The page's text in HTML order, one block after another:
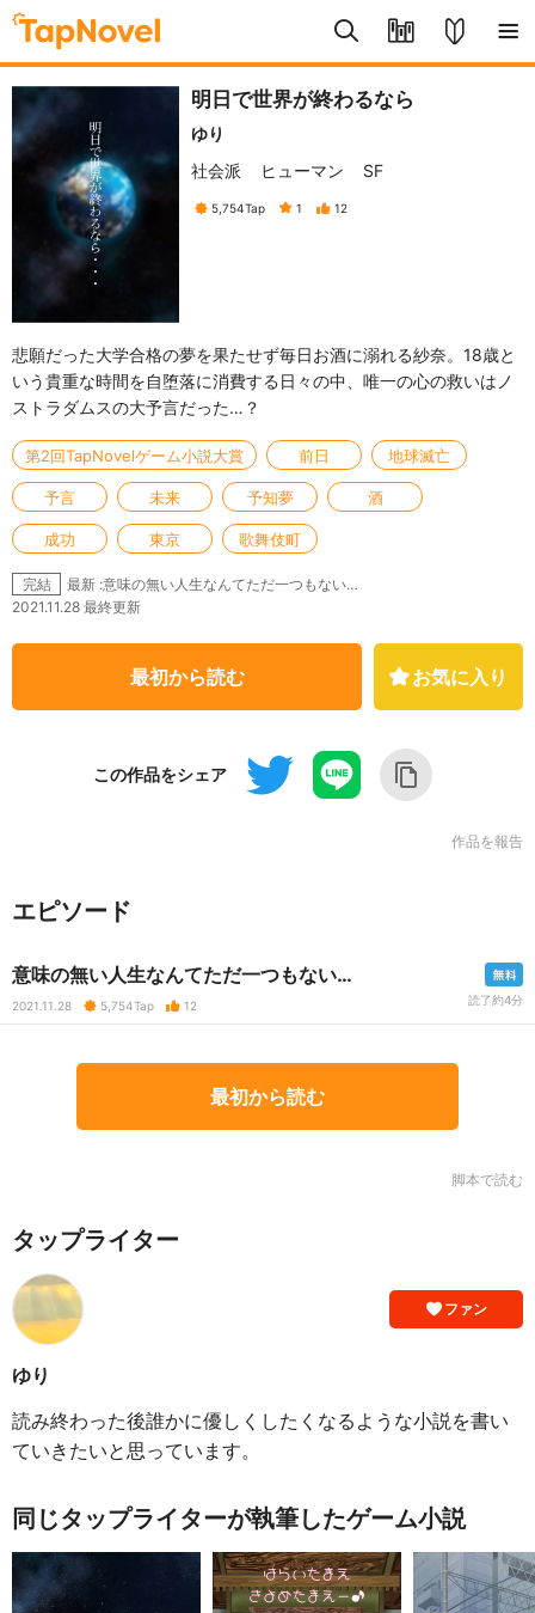
明日で世界が終わるなら
ゆり
社会派
ヒューマン SF
5,754Tap 1 12
悲願だった大学合格の夢を果たせず毎日お酒に溺れる紗奈。18歳と
いう貴重な時間を自堕落に消費する日々の中、唯一の心の救いはノ
ストラダムスの大予言だった…？
第2回TapNovelゲーム小説大賞 前日 地球滅亡
予言 未来 予知夢 酒
成功 東京 歌舞伎町
完結
最新 :意味の無い人生なんてただ一つもない…
2021.11.28 最終更新
最初から読む お気に入り
この作品をシェア
作品を報告
エピソード
意味の無い人生なんてただ一つもない…
2021.11.28 5,754Tap 12 読了約4分
最初から読む
脚本で読む
タップライター
ファン
ゆり
読み終わった後誰かに優しくしたくなるような小説を書い
ていきたいと思っています。
同じタップライターが執筆したゲーム小説